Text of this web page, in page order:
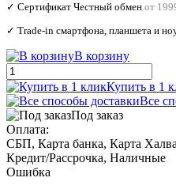
✓ Сертификат Честный обмен от
✓ Trade‑in смартфона, планшета и
В корзину
Купить в 1
Все
Под заказ
Оплата:
СБП, Карта банка, Карта Халва
Кредит/Рассрочка, Наличные
Ошибка